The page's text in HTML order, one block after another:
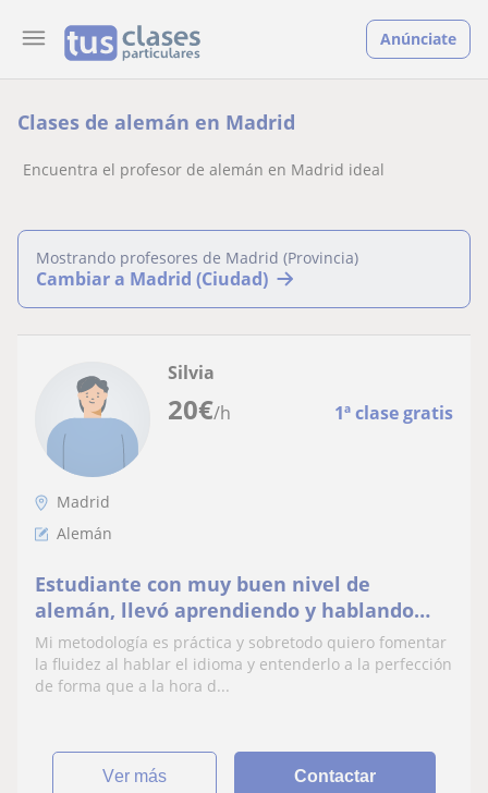
Anúnciate
Clases de alemán en Madrid
Encuentra el profesor de alemán en Madrid ideal
Mostrando profesores de Madrid (Provincia)
Cambiar a Madrid (Ciudad)
20€/h 1ª clase gratis
Silvia
Madrid
Alemán
Estudiante con muy buen nivel de
alemán, llevó aprendiendo y hablando
toda la vida el idioma, nivel C1, ofrece dar
clases a niños, estudiantes o personas
que quieran aprender el idioma
Mi metodología es práctica y sobretodo quiero fomentar
la fluidez al hablar el idioma y entenderlo a la perfección
de forma que a la hora d...
ver más Contactar